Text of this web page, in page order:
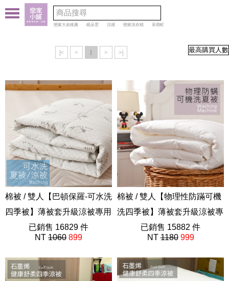
戀家大叔推薦 眠朵雲 涼感 戀家洗衣精 呆萌町
|< < 1 > >|
棉被 / 雙人【巴頓保羅-可水洗
四季被】薄被套升級涼被專用
四季被
ADA200
已銷售 16829 件
NT 1060 899
棉被 / 雙人【物理性防蹣可機
洗四季被】薄被套升級涼被專
用 四季被
ADA200
已銷售 15882 件
NT1180 999